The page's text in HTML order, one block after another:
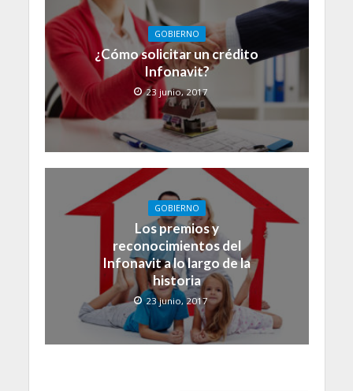
GOBIERNO
¿Cómo solicitar un crédito
Infonavit?
23 junio, 2017
GOBIERNO
Los premios y
reconocimientos del
Infonavit a lo largo de la
historia
23 junio, 2017